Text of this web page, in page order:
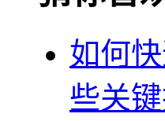
如何
些关键